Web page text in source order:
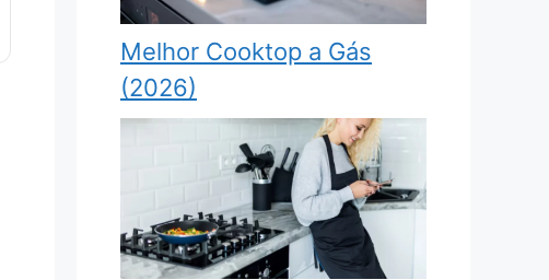
Melhor Cooktop a Gás
(2026)